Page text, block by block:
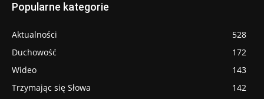
Popularne kategorie
Aktualności
528
Duchowość
172
Wideo
143
Trzymając się Słowa
142